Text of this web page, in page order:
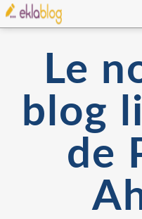
Le
blog
de